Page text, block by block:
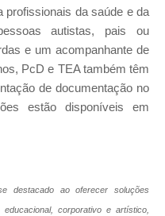
profissionais da saúde e da
autistas, pais ou
e um acompanhante de
PcD e TEA também têm
de documentação no
estão disponíveis em
destacado ao oferecer soluções
corporativo e artístico,